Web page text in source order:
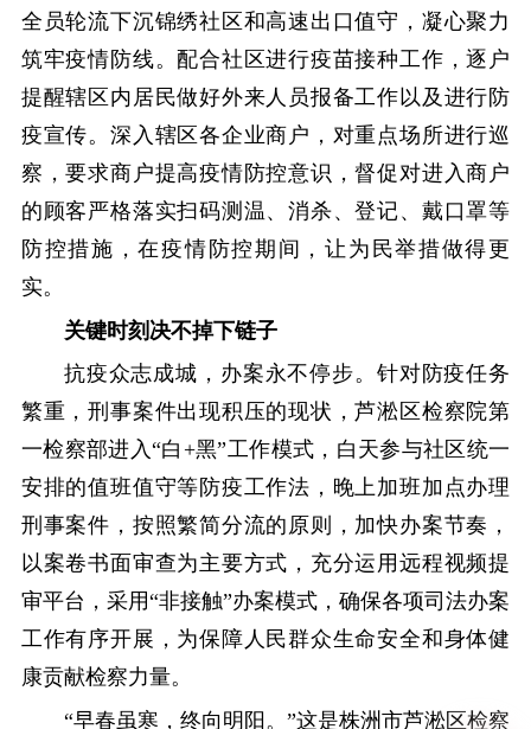
全员轮流下沉锦绣社区和高速出口值守，凝心聚力
筑牢疫情防线。配合社区进行疫苗接种工作，逐户
提醒辖区内居民做好外来人员报备工作以及进行防
疫宣传。深入辖区各企业商户，对重点场所进行巡
察，要求商户提高疫情防控意识，督促对进入商户
的顾客严格落实扫码测温、消杀、登记、戴口罩等
防控措施，在疫情防控期间，让为民举措做得更
实。
关键时刻决不掉下链子
抗疫众志成城，办案永不停步。针对防疫任务
繁重，刑事案件出现积压的现状，芦淞区检察院第
一检察部进入“白+黑”工作模式，白天参与社区统一
安排的值班值守等防疫工作法，晚上加班加点办理
刑事案件，按照繁简分流的原则，加快办案节奏，
以案卷书面审查为主要方式，充分运用远程视频提
审平台，采用“非接触”办案模式，确保各项司法办案
工作有序开展，为保障人民群众生命安全和身体健
康贡献检察力量。
“早春虽寒，终向明阳。”这是株洲市芦淞区检察